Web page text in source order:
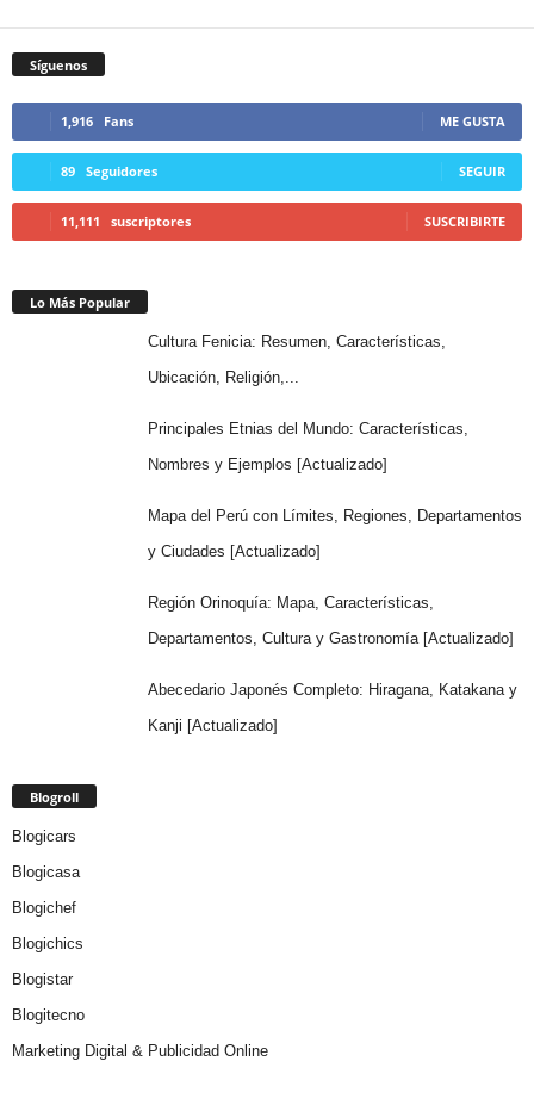
Síguenos
1,916 Fans ME GUSTA
89 Seguidores SEGUIR
11,111 suscriptores SUSCRIBIRTE
Lo Más Popular
Cultura Fenicia: Resumen, Características,
Ubicación, Religión,...
Principales Etnias del Mundo: Características,
Nombres y Ejemplos [Actualizado]
Mapa del Perú con Límites, Regiones, Departamentos
y Ciudades [Actualizado]
Región Orinoquía: Mapa, Características,
Departamentos, Cultura y Gastronomía [Actualizado]
Abecedario Japonés Completo: Hiragana, Katakana y
Kanji [Actualizado]
Blogroll
Blogicars
Blogicasa
Blogichef
Blogichics
Blogistar
Blogitecno
Marketing Digital & Publicidad Online